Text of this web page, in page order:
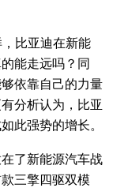
比亚迪在新能
能走远吗？同
依靠自己的力量
分析认为，比亚
此强势的增长。
了新能源汽车战
三擎四驱双模